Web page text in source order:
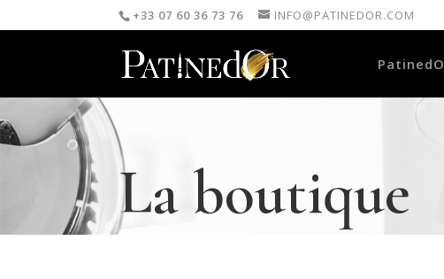
+33 07 60 36 73 76 INFO@PATINEDOR.COM
La boutique